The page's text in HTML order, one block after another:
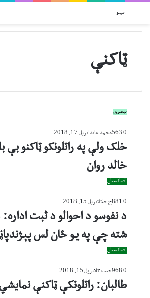
مینو
ټاکنې
تبصرې
محمد عابداپریل 17, 2018 0
خلک ولې په راتلونکو ټاکنو بې
خالد روان
افغانستان
ح جلالاپریل 15, 2018 0
د نفوسو د احوالو د ثبت
شته چې په يو ځان لس
افغانستان
جنت ګلاپریل 15, 2018 0
طالبان: راتلونکې ټاکنې